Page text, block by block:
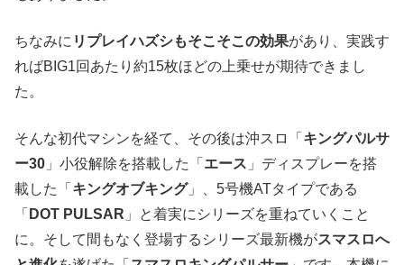
ちなみに リプレイハズシもそこそこの効果があり、実践す
ればBIG1回あたり約15枚ほどの上乗せが期待できまし
た。
そんな初代マシンを経て、その後は沖スロ「 キングパルサ
ー30 」小役解除を搭載した「 エース 」ディスプレーを搭
載した「 キングオブキング」、5号機ATタイプである
「 DOT PULSAR 」と着実にシリーズを重ねていくこと
に。そして間もなく登場するシリーズ最新機がスマスロへ